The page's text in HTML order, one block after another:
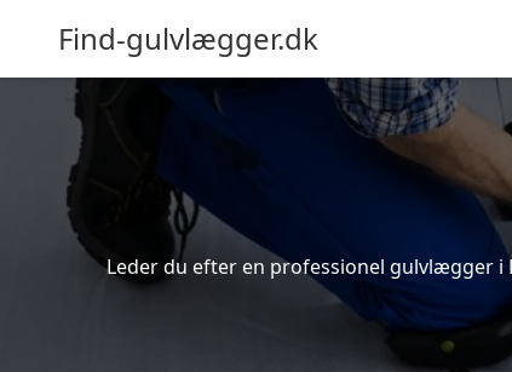
Find-gulvlægger.dk
Leder du efter en professionel gulvlægger i